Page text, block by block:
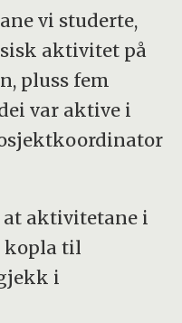
vi studerte,
aktivitet på
pluss fem
var aktive i
at aktivitetane i
kopla til
i